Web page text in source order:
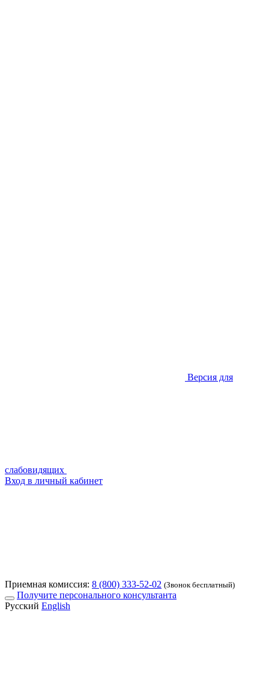
Версия для
слабовидящих
Вход в личный кабинет
Приемная комиссия: 8 (800) 333-52-02 (Звонок бесплатный)
Получите персонального консультанта
Русский English